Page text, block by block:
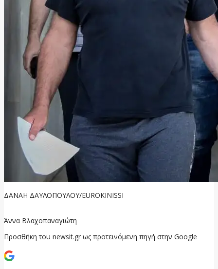
ΔΑΝΑΗ ΔΑΥΛΟΠΟΥΛΟΥ/EUROKINISSI
Άννα Βλαχοπαναγιώτη
Προσθήκη του newsit.gr ως προτεινόμενη πηγή στην Google